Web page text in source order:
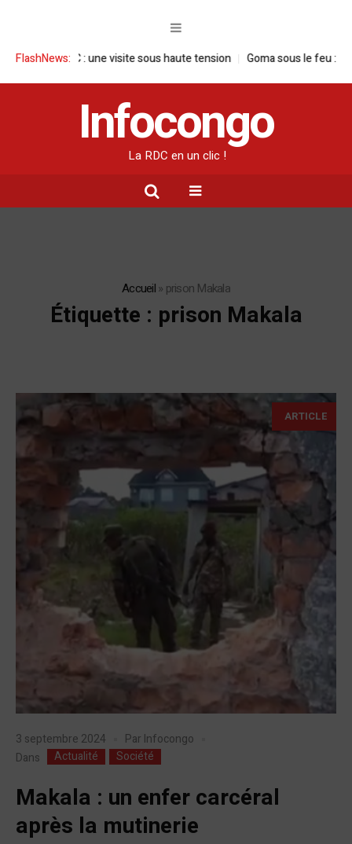
FlashNews:
RDC : une visite sous haute tension Goma sous le feu : la situation
Infocongo
La RDC en un clic !
Accueil» prison Makala
Étiquette : prison Makala
ARTICLE
3 septembre 2024 Par Infocongo
Dans
Actualité Société
Makala : un enfer carcéral
après la mutinerie